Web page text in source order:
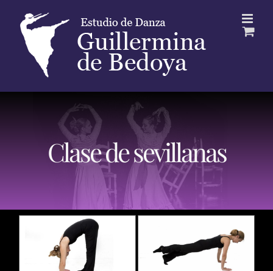
contenido
Clase de sevillanas